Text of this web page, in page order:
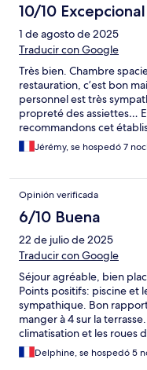
10/10 Excepcional
1 de agosto de 2025
Traducir con Google
Très bien. Chambre
restauration, c’est bon
personnel est très
propreté des assiettes…
recommandons cet
Jérémy, se hospedó 7
Opinión verificada
6/10 Buena
22 de julio de 2025
Traducir con Google
Séjour agréable, bien
Points positifs: piscine et
sympathique. Bon
manger à 4 sur la
climatisation et les roues
Delphine, se hospedó 5